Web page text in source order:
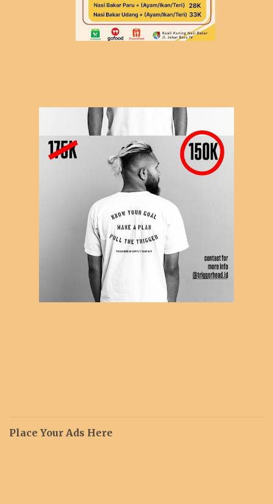
Place Your Ads Here